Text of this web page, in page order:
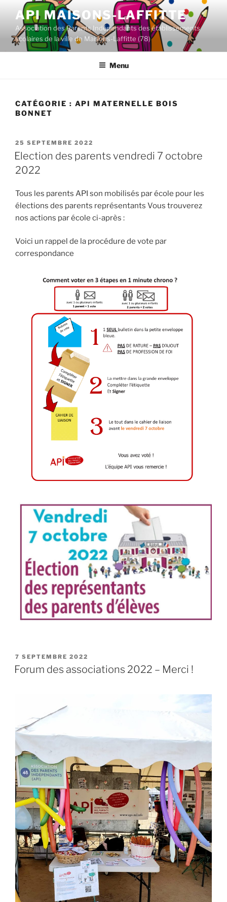
contenu
principal
API MAISONS-LAFFITTE
Association des Parents Indépendants des établissements
scolaires de la ville de Maisons-Laffitte (78)
Menu
CATÉGORIE : API MATERNELLE BOIS
BONNET
PUBLIÉ
LE
25 SEPTEMBRE 2022
Election des parents vendredi 7 octobre
2022
Tous les parents API son mobilisés par école pour les
élections des parents représentants Vous trouverez
nos actions par école ci-après :
Voici un rappel de la procédure de vote par
correspondance
PUBLIÉ
LE
7 SEPTEMBRE 2022
Forum des associations 2022 – Merci !